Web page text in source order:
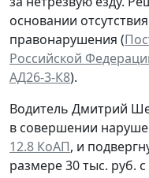
основании
правонарушения (
Российской
АД26-3-К8).
Водитель Дмитрий
в совершении
12.8 КоАП, и
размере 30 тыс. руб.